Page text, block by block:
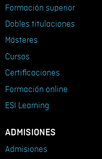
Formación superior
Dobles titulaciones
Másteres
Cursos
Certificaciones
Formación online
ESI Learning
ADMISIONES
Admisiones